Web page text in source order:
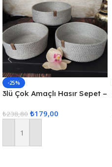
-25%
3lü Çok Amaçlı Hasır Sepet –
₺238,80 ₺179,00
Sepete Ekle